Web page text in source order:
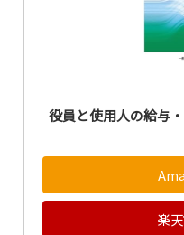
役員と使用人の給与
楽